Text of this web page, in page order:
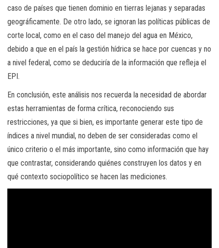
caso de países que tienen dominio en tierras lejanas y separadas
geográficamente. De otro lado, se ignoran las políticas públicas de
corte local, como en el caso del manejo del agua en México,
debido a que en el país la gestión hídrica se hace por cuencas y no
a nivel federal, como se deduciría de la información que refleja el
EPI.
En conclusión, este análisis nos recuerda la necesidad de abordar
estas herramientas de forma crítica, reconociendo sus
restricciones, ya que si bien, es importante generar este tipo de
índices a nivel mundial, no deben de ser consideradas como el
único criterio o el más importante, sino como información que hay
que contrastar, considerando quiénes construyen los datos y en
qué contexto sociopolítico se hacen las mediciones.